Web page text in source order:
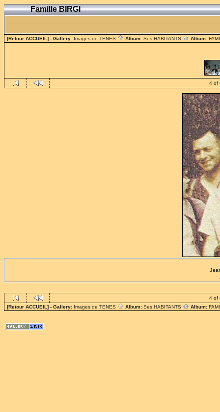
Famille BIRGI
[Retour ACCUEIL] - Gallery: Images de TENES Album: Ses HABITANTS Album:
4 of
4 of
[Retour ACCUEIL] - Gallery: Images de TENES Album: Ses HABITANTS Album: